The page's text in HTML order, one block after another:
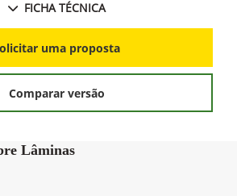
FICHA TÉCNICA
uma proposta
Comparar versão
Lâminas